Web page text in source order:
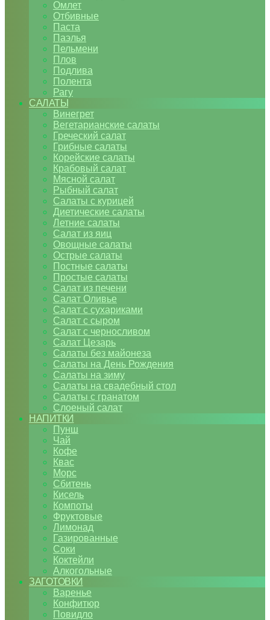
Омлет
Отбивные
Паста
Паэлья
Пельмени
Плов
Подлива
Полента
Рагу
САЛАТЫ
Винегрет
Вегетарианские салаты
Греческий салат
Грибные салаты
Корейские салаты
Крабовый салат
Мясной салат
Рыбный салат
Салаты с курицей
Диетические салаты
Летние салаты
Салат из яиц
Овощные салаты
Острые салаты
Постные салаты
Простые салаты
Салат из печени
Салат Оливье
Салат с сухариками
Салат с сыром
Салат с черносливом
Салат Цезарь
Салаты без майонеза
Салаты на День Рождения
Салаты на зиму
Салаты на свадебный стол
Салаты с гранатом
Слоеный салат
НАПИТКИ
Пунш
Чай
Кофе
Квас
Морс
Сбитень
Кисель
Компоты
Фруктовые
Лимонад
Газированные
Соки
Коктейли
Алкогольные
ЗАГОТОВКИ
Варенье
Конфитюр
Повидло